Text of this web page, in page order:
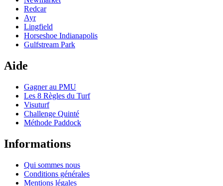
Redcar
Ayr
Lingfield
Horseshoe Indianapolis
Gulfstream Park
Aide
Gagner au PMU
Les 8 Règles du Turf
Visuturf
Challenge Quinté
Méthode Paddock
Informations
Qui sommes nous
Conditions générales
Mentions légales